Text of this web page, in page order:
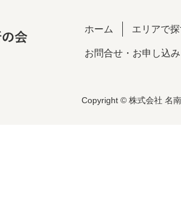
ホーム エリアで
お問合せ・お申し込み
Copyright © 株式会社 名